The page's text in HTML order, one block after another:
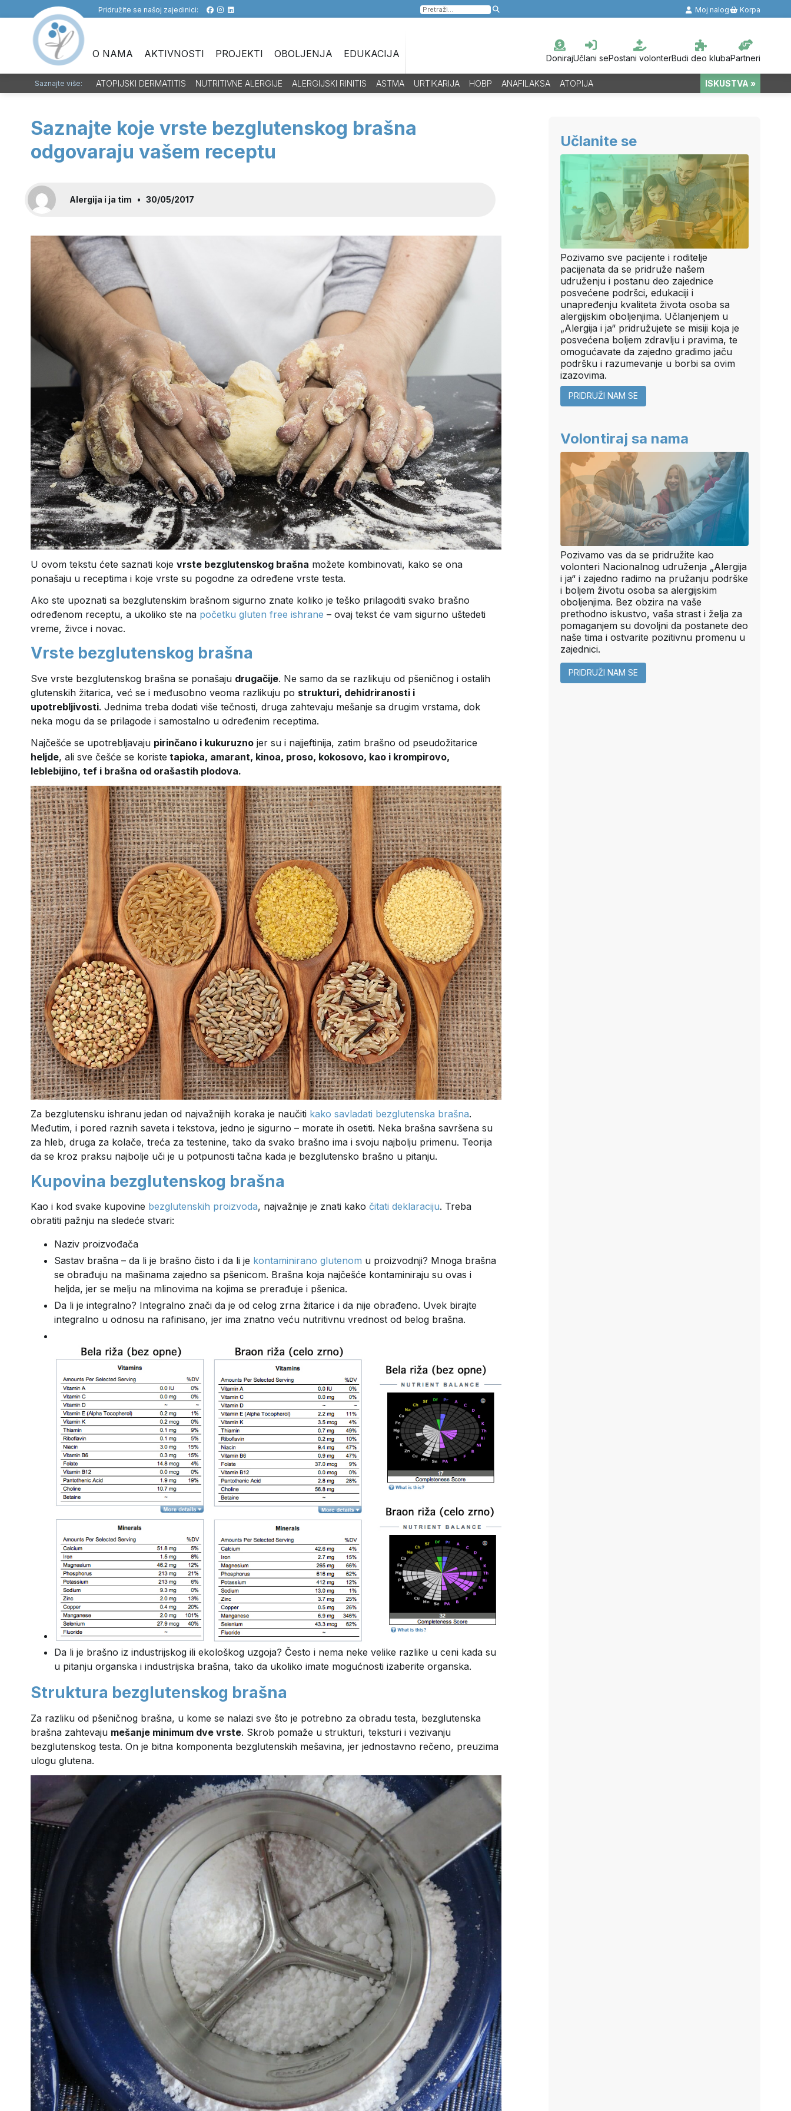
Pridružite se našoj zajedinici:
Pretraga
za:
Moj nalog Korpa
O NAMA AKTIVNOSTI PROJEKTI OBOLJENJA EDUKACIJA DonirajUčlani sePostani volonterBudi deo klubaPartneri
Saznajte više: ATOPIJSKI DERMATITIS NUTRITIVNE ALERGIJE ALERGIJSKI RINITIS ASTMA URTIKARIJA HOBP ANAFILAKSA ATOPIJA ISKUSTVA »
Saznajte koje vrste bezglutenskog brašna
odgovaraju vašem receptu
Alergija i ja tim • 30/05/2017
U ovom tekstu ćete saznati koje vrste bezglutenskog brašna možete kombinovati, kako se ona
ponašaju u receptima i koje vrste su pogodne za određene vrste testa.
Ako ste upoznati sa bezglutenskim brašnom sigurno znate koliko je teško prilagoditi svako brašno
određenom receptu, a ukoliko ste na početku gluten free ishrane – ovaj tekst će vam sigurno uštedeti
vreme, živce i novac.
Vrste bezglutenskog brašna
Sve vrste bezglutenskog brašna se ponašaju drugačije. Ne samo da se razlikuju od pšeničnog i ostalih
glutenskih žitarica, već se i međusobno veoma razlikuju po strukturi, dehidriranosti i
upotrebljivosti. Jednima treba dodati više tečnosti, druga zahtevaju mešanje sa drugim vrstama, dok
neka mogu da se prilagode i samostalno u određenim receptima.
Najčešće se upotrebljavaju pirinčano i kukuruzno jer su i najjeftinija, zatim brašno od pseudožitarice
heljde, ali sve češće se koriste tapioka, amarant, kinoa, proso, kokosovo, kao i krompirovo,
leblebijino, tef i brašna od orašastih plodova.
Za bezglutensku ishranu jedan od najvažnijih koraka je naučiti kako savladati bezglutenska brašna.
Međutim, i pored raznih saveta i tekstova, jedno je sigurno – morate ih osetiti. Neka brašna savršena su
za hleb, druga za kolače, treća za testenine, tako da svako brašno ima i svoju najbolju primenu. Teorija
da se kroz praksu najbolje uči je u potpunosti tačna kada je bezglutensko brašno u pitanju.
Kupovina bezglutenskog brašna
Kao i kod svake kupovine bezglutenskih proizvoda, najvažnije je znati kako čitati deklaraciju. Treba
obratiti pažnju na sledeće stvari:
Naziv proizvođača
Sastav brašna – da li je brašno čisto i da li je kontaminirano glutenom u proizvodnji? Mnoga brašna
se obrađuju na mašinama zajedno sa pšenicom. Brašna koja najčešće kontaminiraju su ovas i
heljda, jer se melju na mlinovima na kojima se prerađuje i pšenica.
Da li je integralno? Integralno znači da je od celog zrna žitarice i da nije obrađeno. Uvek birajte
integralno u odnosu na rafinisano, jer ima znatno veću nutritivnu vrednost od belog brašna.
Da li je brašno iz industrijskog ili ekološkog uzgoja? Često i nema neke velike razlike u ceni kada su
u pitanju organska i industrijska brašna, tako da ukoliko imate mogućnosti izaberite organska.
Struktura bezglutenskog brašna
Za razliku od pšeničnog brašna, u kome se nalazi sve što je potrebno za obradu testa, bezglutenska
brašna zahtevaju mešanje minimum dve vrste. Skrob pomaže u strukturi, teksturi i vezivanju
bezglutenskog testa. On je bitna komponenta bezglutenskih mešavina, jer jednostavno rečeno, preuzima
ulogu glutena.
Učlanite se
Pozivamo sve pacijente i roditelje
pacijenata da se pridruže našem
udruženju i postanu deo zajednice
posvećene podršci, edukaciji i
unapređenju kvaliteta života osoba sa
alergijskim oboljenjima. Učlanjenjem u
„Alergija i ja“ pridružujete se misiji koja je
posvećena boljem zdravlju i pravima, te
omogućavate da zajedno gradimo jaču
podršku i razumevanje u borbi sa ovim
izazovima.
PRIDRUŽI NAM SE
Volontiraj sa nama
Pozivamo vas da se pridružite kao
volonteri Nacionalnog udruženja „Alergija
i ja“ i zajedno radimo na pružanju podrške
i boljem životu osoba sa alergijskim
oboljenjima. Bez obzira na vaše
prethodno iskustvo, vaša strast i želja za
pomaganjem su dovoljni da postanete deo
naše tima i ostvarite pozitivnu promenu u
zajednici.
PRIDRUŽI NAM SE